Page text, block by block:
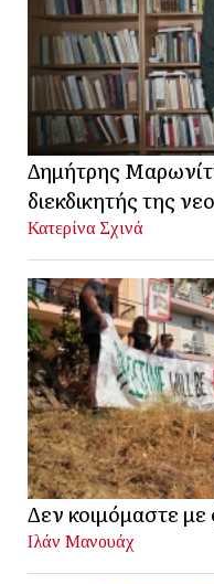
Δημήτρης
διεκδικητής της
Κατερίνα Σχινά
Δεν κοιμόμαστε
Ιλάν Μανουάχ